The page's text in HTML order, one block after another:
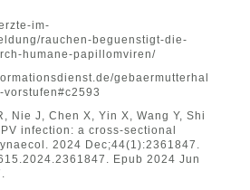
im-
rauchen-beguenstigt-die-
humane-papillomviren/
gebaermutterhal
Nie J, Chen X, Yin X, Wang Y, Shi
infection: a cross‑sectional
2024 Dec;44(1):2361847.
Epub 2024 Jun